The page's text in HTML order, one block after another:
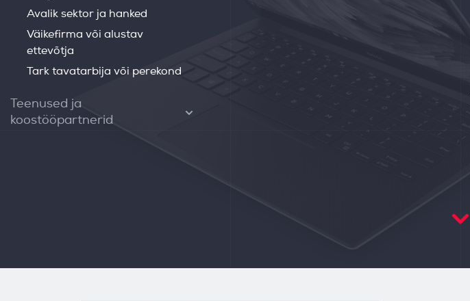
Avalik sektor ja hanked
Väikefirma või alustav
ettevõtja
Tark tavatarbija või perekond
Teenused ja
koostööpartnerid